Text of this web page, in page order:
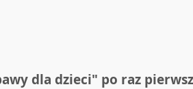
dla dzieci" po raz